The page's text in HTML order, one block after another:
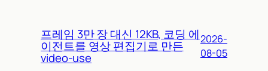
프레임 3만 장 대신 12KB, 코딩 에
이전트를 영상 편집기로 만든
video-use
2026-
08-05